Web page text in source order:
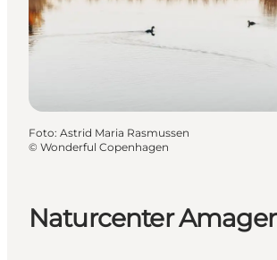
Planlæg din tur
CopenPay
Naturcenter Amager
Foto: Astrid Maria Rasmussen
© Wonderful Copenhagen